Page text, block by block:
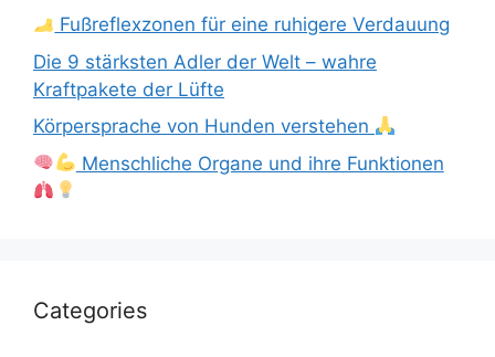
Fußreflexzonen für eine ruhigere Verdauung
Die 9 stärksten Adler der Welt – wahre
Kraftpakete der Lüfte
Körpersprache von Hunden verstehen
Menschliche Organe und ihre Funktionen
Categories